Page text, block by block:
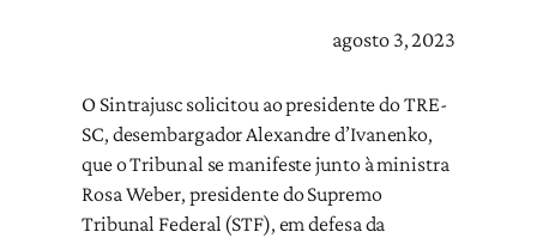
agosto 3, 2023
O Sintrajusc solicitou ao presidente do TRE-
SC, desembargador Alexandre d’Ivanenko,
que o Tribunal se manifeste junto à ministra
Rosa Weber, presidente do Supremo
Tribunal Federal (STF), em defesa da